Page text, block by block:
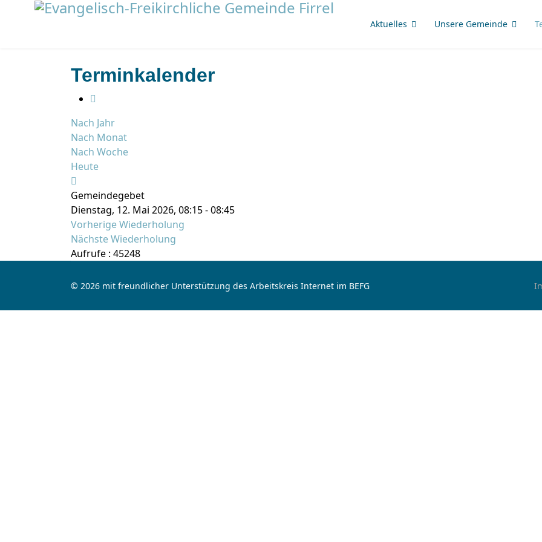
Aktuelles Unsere Gemeinde
Terminkalender
Nach Jahr
Nach Monat
Nach Woche
Heute
Gemeindegebet
Dienstag, 12. Mai 2026, 08:15 - 08:45
Vorherige Wiederholung
Nächste Wiederholung
Aufrufe : 45248
© 2026 mit freundlicher Unterstützung des Arbeitskreis Internet im BEFG